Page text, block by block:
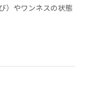
）やワンネスの状態